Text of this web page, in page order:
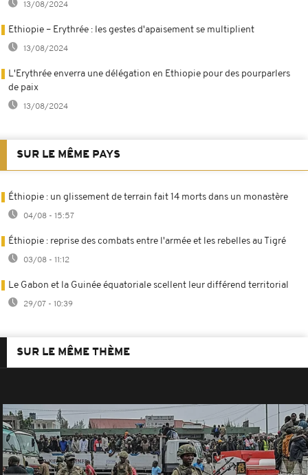
13/08/2024
Ethiopie – Erythrée : les gestes d'apaisement se multiplient
13/08/2024
L'Erythrée enverra une délégation en Ethiopie pour des pourparlers
de paix
13/08/2024
SUR LE MÊME PAYS
Éthiopie : un glissement de terrain fait 14 morts dans un monastère
04/08 - 15:57
Éthiopie : reprise des combats entre l'armée et les rebelles au Tigré
03/08 - 11:12
Le Gabon et la Guinée équatoriale scellent leur différend territorial
29/07 - 10:39
SUR LE MÊME THÈME